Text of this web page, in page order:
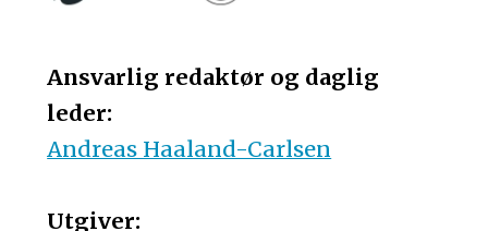
Ansvarlig redaktør og daglig
leder:
Andreas Haaland-Carlsen
Utgiver: